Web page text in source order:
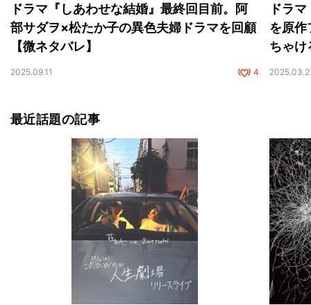
ドラマ『しあわせな結婚』最終回目前。阿
部サダヲ×松たか子の異色夫婦ドラマを回顧
【微ネタバレ】
2025.09.11 4
ドラ
を原作
ちゃけ
最近話題の記事